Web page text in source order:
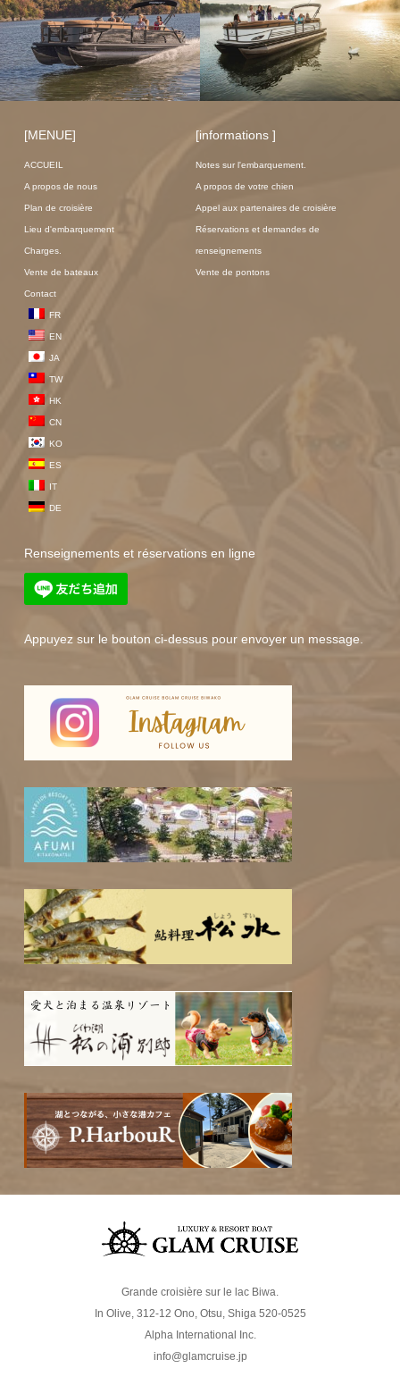
[MENUE]
ACCUEIL
A propos de nous
Plan de croisière
Lieu d'embarquement
Charges.
Vente de bateaux
Contact
FR
EN
JA
TW
HK
CN
KO
ES
IT
DE
[informations ]
Notes sur l'embarquement.
A propos de votre chien
Appel aux partenaires de croisière
Réservations et demandes de
renseignements
Vente de pontons
Renseignements et réservations en ligne
Appuyez sur le bouton ci-dessus pour envoyer un message.
Grande croisière sur le lac Biwa.
In Olive, 312-12 Ono, Otsu, Shiga 520-0525
Alpha International Inc.
info@glamcruise.jp